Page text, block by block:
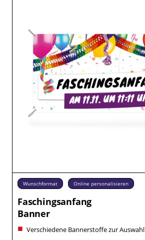
Wunschformat Online personalisieren
Faschingsanfang
Banner
Verschiedene Bannerstoffe zur Auswahl